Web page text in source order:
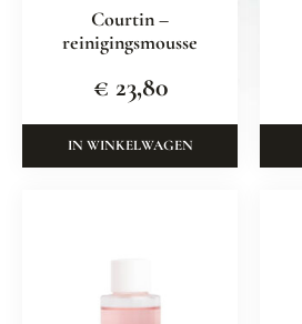
Courtin –
reinigingsmousse
€ 23,80
IN WINKELWAGEN